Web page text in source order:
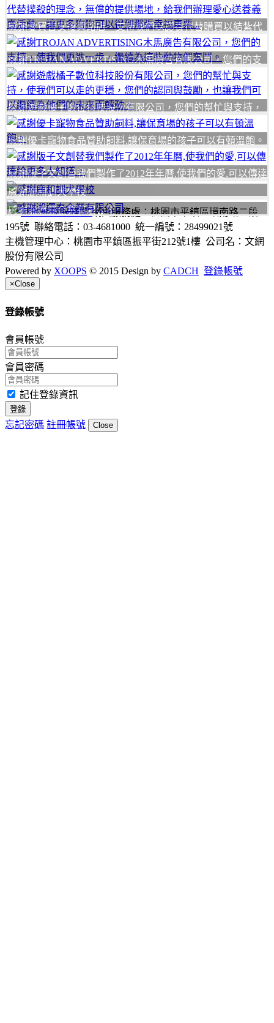
定能繼續地走下去。
感謝愛買吉安復興路店，支持我們以認養代替購買以結紮代
替撲殺的理念，無償的提供場地，給我們辦理愛心送養義賣
活動，讓更多狗狗可以得到那張幸福車票...
感謝TROJAN ADVERTISING木馬廣告有限公司，您們的支
持，使我們更進一步，繼續為這些動物們奮鬥。
感謝遊戲橘子數位科技股份有限公司，您們的幫忙與支持，
使我們可以走的更穩，您們的認同與鼓勵，也讓我們可以繼
續為他們的未來而轉動。
感謝優卡寵物食品贊助飼料,讓保育場的孩子可以有頓溫飽。
感謝版子文創替我們製作了2012年年曆,使我們的愛,可以傳達
給更多人知道。
感謝鹿和訓犬學校
感謝淞運泰企業有限公司網頁服務處：桃園市平鎮區環南路二段
195號 聯絡電話：03-4681000 統一編號：28499021號
主機管理中心：桃園市平鎮區振平街212號1樓 公司名：文網
股份有限公司
Powered by XOOPS © 2015 Design by CADCH 登錄帳號
×Close
登錄帳號
會員帳號
會員密碼
記住登錄資訊
登錄
忘記密碼 註冊帳號 Close